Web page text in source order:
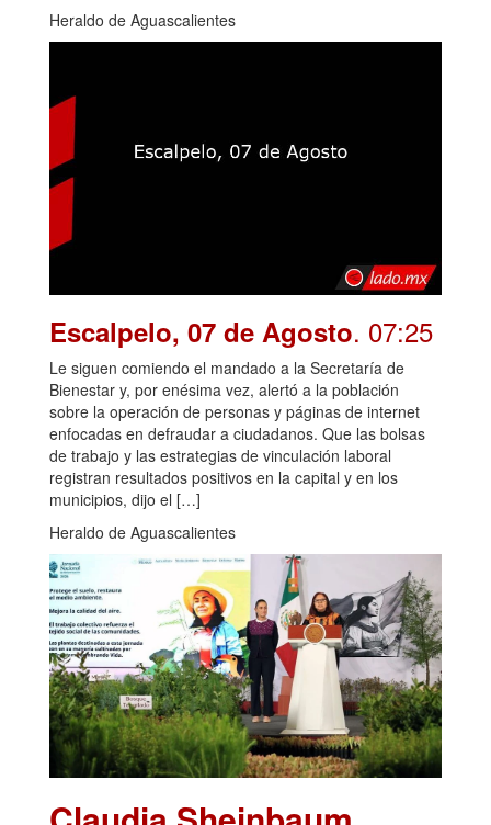
Heraldo de Aguascalientes
Escalpelo, 07 de Agosto. 07:25
Le siguen comiendo el mandado a la Secretaría de
Bienestar y, por enésima vez, alertó a la población
sobre la operación de personas y páginas de internet
enfocadas en defraudar a ciudadanos. Que las bolsas
de trabajo y las estrategias de vinculación laboral
registran resultados positivos en la capital y en los
municipios, dijo el […]
Heraldo de Aguascalientes